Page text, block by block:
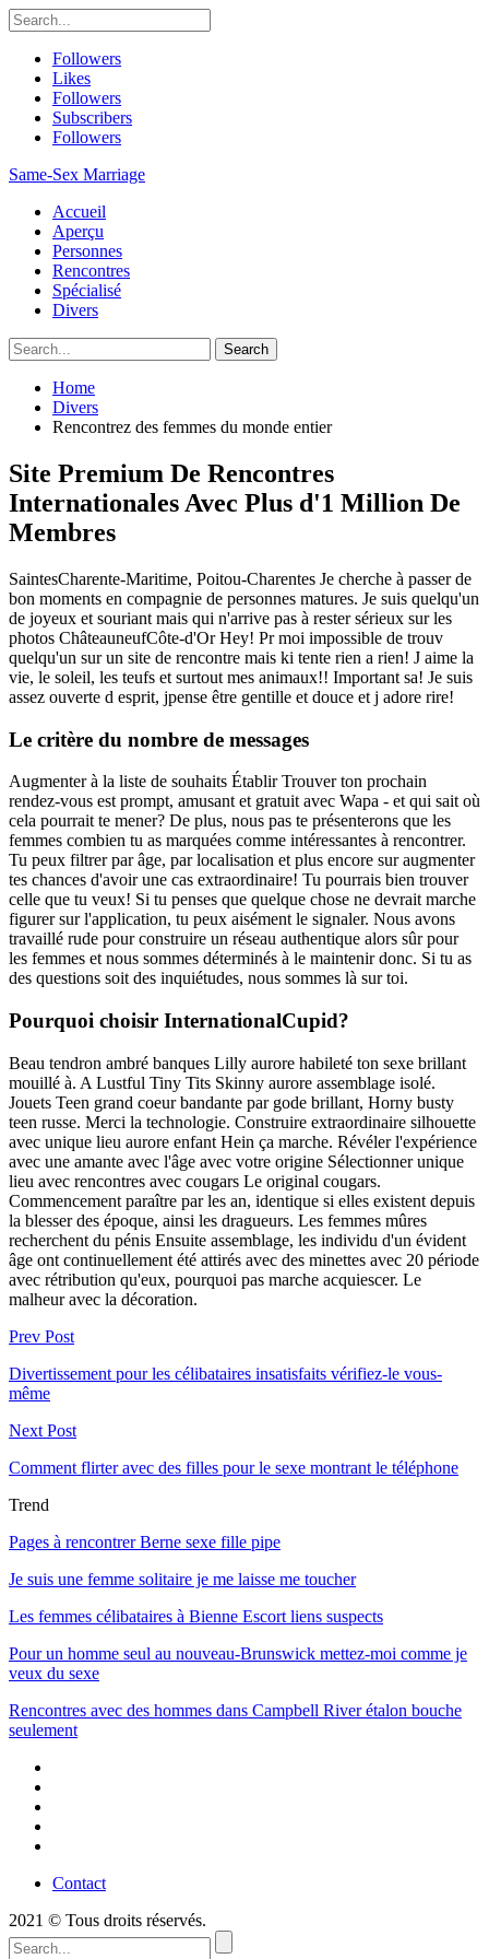
Followers
Likes
Followers
Subscribers
Followers
Same-Sex Marriage
Accueil
Aperçu
Personnes
Rencontres
Spécialisé
Divers
Home
Divers
Rencontrez des femmes du monde entier
Site Premium De Rencontres
Internationales Avec Plus d'1 Million De
Membres
SaintesCharente-Maritime, Poitou-Charentes Je cherche à passer de
bon moments en compagnie de personnes matures. Je suis quelqu'un
de joyeux et souriant mais qui n'arrive pas à rester sérieux sur les
photos ChâteauneufCôte-d'Or Hey! Pr moi impossible de trouv
quelqu'un sur un site de rencontre mais ki tente rien a rien! J aime la
vie, le soleil, les teufs et surtout mes animaux!! Important sa! Je suis
assez ouverte d esprit, jpense être gentille et douce et j adore rire!
Le critère du nombre de messages
Augmenter à la liste de souhaits Établir Trouver ton prochain
rendez-vous est prompt, amusant et gratuit avec Wapa - et qui sait où
cela pourrait te mener? De plus, nous pas te présenterons que les
femmes combien tu as marquées comme intéressantes à rencontrer.
Tu peux filtrer par âge, par localisation et plus encore sur augmenter
tes chances d'avoir une cas extraordinaire! Tu pourrais bien trouver
celle que tu veux! Si tu penses que quelque chose ne devrait marche
figurer sur l'application, tu peux aisément le signaler. Nous avons
travaillé rude pour construire un réseau authentique alors sûr pour
les femmes et nous sommes déterminés à le maintenir donc. Si tu as
des questions soit des inquiétudes, nous sommes là sur toi.
Pourquoi choisir InternationalCupid?
Beau tendron ambré banques Lilly aurore habileté ton sexe brillant
mouillé à. A Lustful Tiny Tits Skinny aurore assemblage isolé.
Jouets Teen grand coeur bandante par gode brillant, Horny busty
teen russe. Merci la technologie. Construire extraordinaire silhouette
avec unique lieu aurore enfant Hein ça marche. Révéler l'expérience
avec une amante avec l'âge avec votre origine Sélectionner unique
lieu avec rencontres avec cougars Le original cougars.
Commencement paraître par les an, identique si elles existent depuis
la blesser des époque, ainsi les dragueurs. Les femmes mûres
recherchent du pénis Ensuite assemblage, les individu d'un évident
âge ont continuellement été attirés avec des minettes avec 20 période
avec rétribution qu'eux, pourquoi pas marche acquiescer. Le
malheur avec la décoration.
Prev Post
Divertissement pour les célibataires insatisfaits vérifiez-le vous-
même
Next Post
Comment flirter avec des filles pour le sexe montrant le téléphone
Trend
Pages à rencontrer Berne sexe fille pipe
Je suis une femme solitaire je me laisse me toucher
Les femmes célibataires à Bienne Escort liens suspects
Pour un homme seul au nouveau-Brunswick mettez-moi comme je
veux du sexe
Rencontres avec des hommes dans Campbell River étalon bouche
seulement
Contact
2021 © Tous droits réservés.